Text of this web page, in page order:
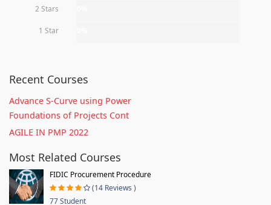
2 Stars
1 Star
Recent Courses
Advance S-Curve using Power
Foundations of Projects Cont
AGILE IN PMP 2022
Most Related Courses
FIDIC Procurement Procedure
(14 Reviews )
77 Student